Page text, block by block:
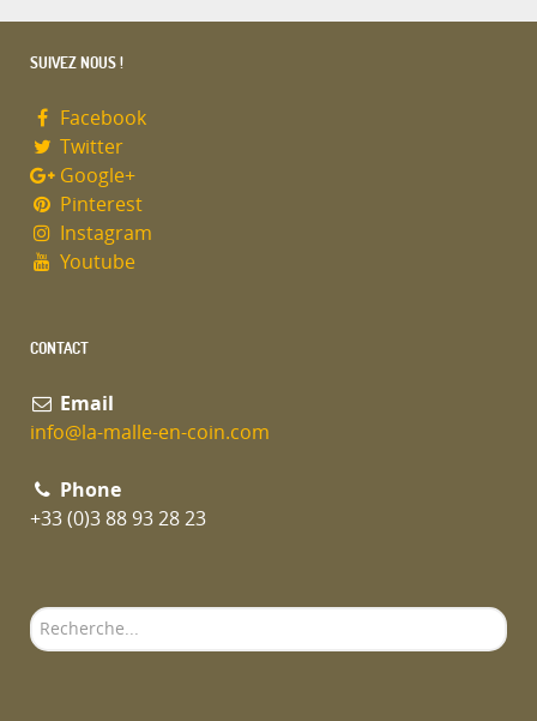
SUIVEZ NOUS !
Facebook
Twitter
Google+
Pinterest
Instagram
Youtube
CONTACT
Email
info@la-malle-en-coin.com
Phone
+33 (0)3 88 93 28 23
Rechercher